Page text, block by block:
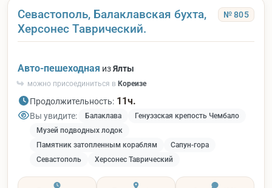
Севастополь, Балаклавская бухта,
Херсонес Таврический.
№ 805
Авто-пешеходная изЯлты
можно присоединиться в Кореизе
Продолжительность: 11ч.
Вы увидите: Балаклава
Генуэзская крепость Чембало
Музей подводных лодок
Памятник затопленным кораблям
Сапун-гора
Севастополь
Херсонес Таврический